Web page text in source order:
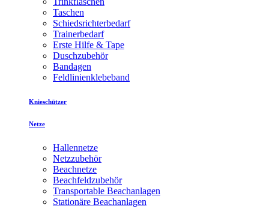
Taschen
Schiedsrichterbedarf
Trainerbedarf
Erste Hilfe & Tape
Duschzubehör
Bandagen
Feldlinienklebeband
Knieschützer
Netze
Hallennetze
Netzzubehör
Beachnetze
Beachfeldzubehör
Transportable Beachanlagen
Stationäre Beachanlagen